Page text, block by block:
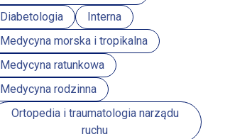
Diabetologia
Interna
Medycyna morska i tropikalna
Medycyna ratunkowa
Medycyna rodzinna
Ortopedia i traumatologia narządu
ruchu